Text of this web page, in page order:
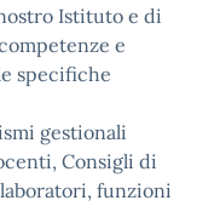
Istituto e di
e
specifiche
gestionali
Consigli di
funzioni